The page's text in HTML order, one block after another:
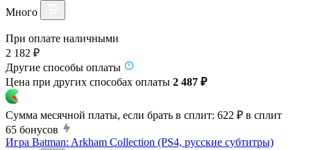
Много
При оплате наличными
2 182 ₽
Другие способы оплаты
Цена при других способах оплаты 2 487 ₽
Сумма месячной платы, если брать в сплит: 622 ₽ в сплит
65 бонусов
Игра Batman: Arkham Collection (PS4, русские субтитры)